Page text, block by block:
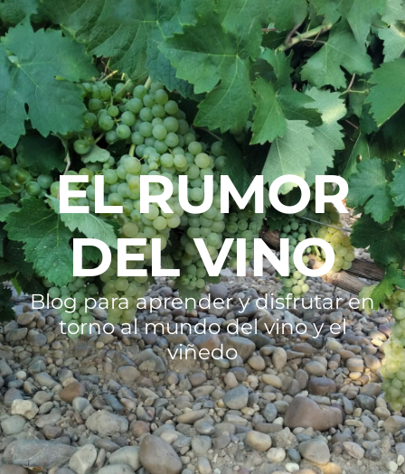
EL RUMOR
DEL VINO
Blog para aprender y disfrutar en
torno al mundo del vino y el
viñedo